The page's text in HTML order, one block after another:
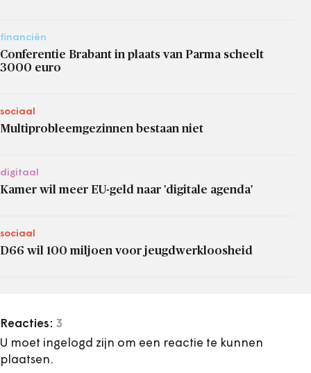
financiën
Conferentie Brabant in plaats van Parma scheelt
3000 euro
sociaal
Multiprobleemgezinnen bestaan niet
digitaal
Kamer wil meer EU-geld naar 'digitale agenda'
sociaal
D66 wil 100 miljoen voor jeugdwerkloosheid
Reacties: 3
U moet ingelogd zijn om een reactie te kunnen
plaatsen.